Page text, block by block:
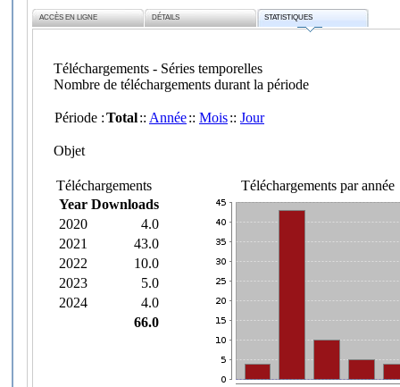
ACCÈS EN LIGNE DÉTAILS STATISTIQUES